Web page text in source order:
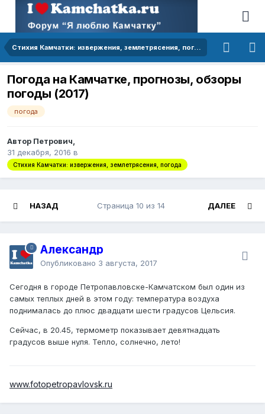
Стихия Камчатки: извержения, землетрясения, погода
Погода на Камчатке, прогнозы, обзоры
погоды (2017)
погода
Автор Петрович,
31 декабря, 2016 в
Стихия Камчатки: извержения, землетрясения, погода
НАЗАД ДАЛЕЕ
Страница 10 из 14
Александр
Опубликовано 3 августа, 2017
Сегодня в городе Петропавловске-Камчатском был один из
самых теплых дней в этом году: температура воздуха
поднималась до плюс двадцати шести градусов Цельсия.
Сейчас, в 20.45, термометр показывает девятнадцать
градусов выше нуля. Тепло, солнечно, лето!
www.fotopetropavlovsk.ru